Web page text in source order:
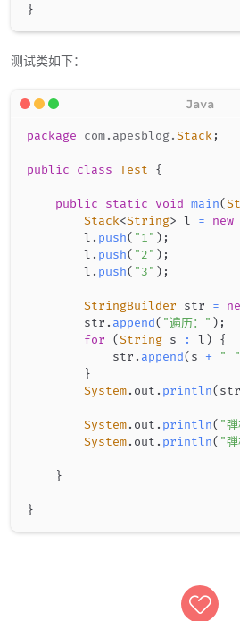
}
测试类如下：
package com. apesblog.Stack;
public class Test {
public static void main(
Stack<String> l = new
        l
. push( "1" ) ;
        l
. push( "2" ) ;
        l
. push( "3" ) ;
StringBuilder str =
        str
. append( "遍历：" ) ;
for
(String s : l )
{
            str
. append( s + " "
}
System. out . println( str
System. out . println( "
System. out . println( "
}
}